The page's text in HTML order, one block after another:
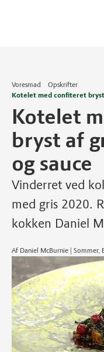
Voresmad
Opskrifter
Kotelet med confiteret bryst
Kotelet
bryst af
og sauce
Vinderret ved
med gris 2020.
kokken Daniel
Af Daniel McBurnie | Sommer,